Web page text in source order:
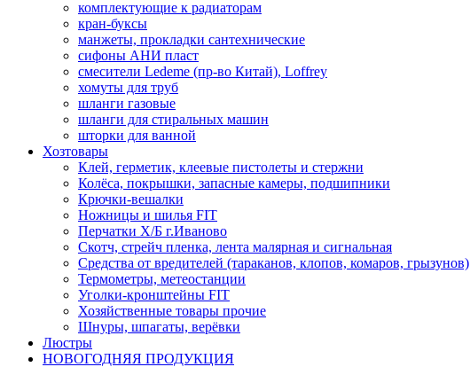
комплектующие к радиаторам
кран-буксы
манжеты, прокладки сантехнические
сифоны АНИ пласт
смесители Ledeme (пр-во Китай), Loffrey
хомуты для труб
шланги газовые
шланги для стиральных машин
шторки для ванной
Хозтовары
Клей, герметик, клеевые пистолеты и стержни
Колёса, покрышки, запасные камеры, подшипники
Крючки-вешалки
Ножницы и шилья FIT
Перчатки Х/Б г.Иваново
Скотч, стрейч пленка, лента малярная и сигнальная
Средства от вредителей (тараканов, клопов, комаров, грызунов)
Термометры, метеостанции
Уголки-кронштейны FIT
Хозяйственные товары прочие
Шнуры, шпагаты, верёвки
Люстры
НОВОГОДНЯЯ ПРОДУКЦИЯ